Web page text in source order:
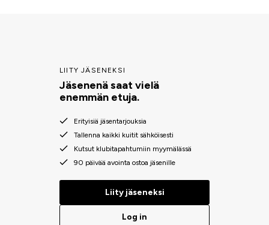
LIITY JÄSENEKSI
Jäsenenä saat vielä
enemmän etuja.
Erityisiä jäsentarjouksia
Tallenna kaikki kuitit sähköisesti
Kutsut klubitapahtumiin myymälässä
90 päivää avointa ostoa jäsenille
Liity jäseneksi
Log in